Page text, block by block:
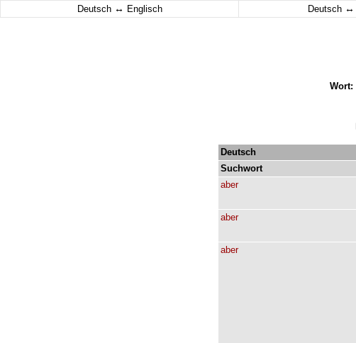
Deutsch ↔ Englisch Deutsch ↔
Wort:
Deutsch
Suchwort
aber
aber
aber